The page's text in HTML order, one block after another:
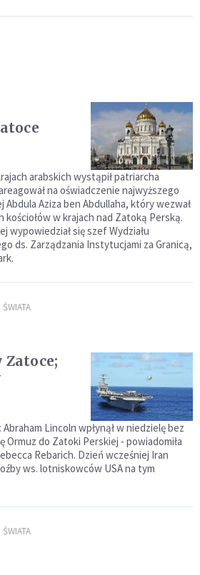
arabskich wystąpił patriarcha
na oświadczenie najwyższego
Abdula Aziza ben Abdullaha, który wezwał
w krajach nad Zatoką Perską.
wypowiedział się szef Wydziału
ds. Zarządzania Instytucjami za Granicą,
Lincoln wpłynął w niedzielę bez
do Zatoki Perskiej - powiadomiła
Rebarich. Dzień wcześniej Iran
ws. lotniskowców USA na tym